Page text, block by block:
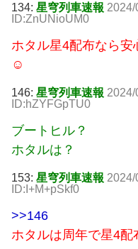
134: 星穹列車速報 2024/
ID:ZnUNioUM0
ホタル星4配布なら
☺
146: 星穹列車速報 2024/
ID:hZYFGpTU0
ブートヒル？
ホタルは？
153: 星穹列車速報 2024/
ID:I+M+pSkf0
>>146
ホタルは周年で星4配